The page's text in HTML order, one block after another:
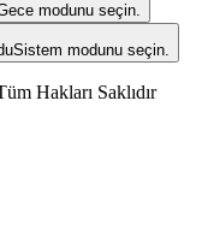
modunu seçin.
Sistem modunu seçin.
Hakları Saklıdır